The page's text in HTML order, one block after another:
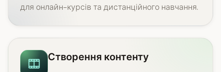
для онлайн-курсів та дистанційного навчання.
Створення контенту